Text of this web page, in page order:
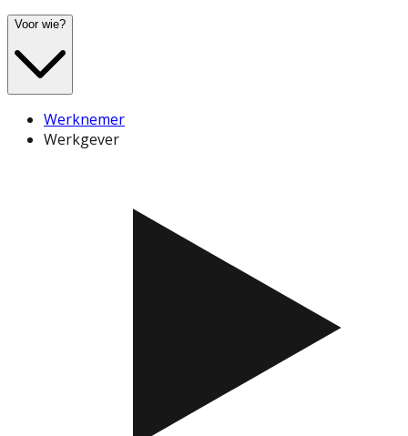
Voor wie?
Werknemer
Werkgever